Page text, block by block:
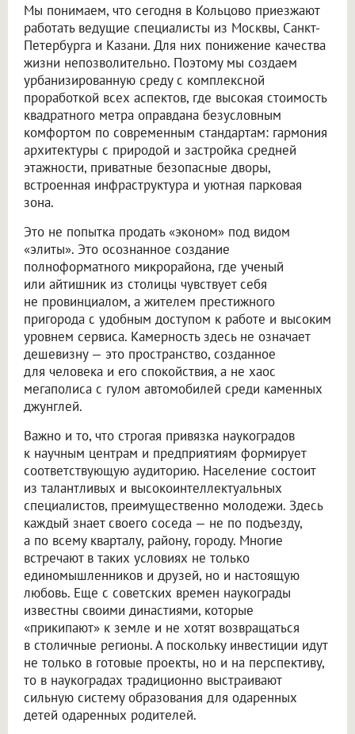
Мы понимаем, что сегодня в Кольцово приезжают
работать ведущие специалисты из Москвы, Санкт-
Петербурга и Казани. Для них понижение качества
жизни непозволительно. Поэтому мы создаем
урбанизированную среду с комплексной
проработкой всех аспектов, где высокая стоимость
квадратного метра оправдана безусловным
комфортом по современным стандартам: гармония
архитектуры с природой и застройка средней
этажности, приватные безопасные дворы,
встроенная инфраструктура и уютная парковая
зона.
Это не попытка продать «эконом» под видом
«элиты». Это осознанное создание
полноформатного микрорайона, где ученый
или айтишник из столицы чувствует себя
не провинциалом, а жителем престижного
пригорода с удобным доступом к работе и высоким
уровнем сервиса. Камерность здесь не означает
дешевизну — это пространство, созданное
для человека и его спокойствия, а не хаос
мегаполиса с гулом автомобилей среди каменных
джунглей.
Важно и то, что строгая привязка наукоградов
к научным центрам и предприятиям формирует
соответствующую аудиторию. Население состоит
из талантливых и высокоинтеллектуальных
специалистов, преимущественно молодежи. Здесь
каждый знает своего соседа — не по подъезду,
а по всему кварталу, району, городу. Многие
встречают в таких условиях не только
единомышленников и друзей, но и настоящую
любовь. Еще с советских времен наукограды
известны своими династиями, которые
«прикипают» к земле и не хотят возвращаться
в столичные регионы. А поскольку инвестиции идут
не только в готовые проекты, но и на перспективу,
то в наукоградах традиционно выстраивают
сильную систему образования для одаренных
детей одаренных родителей.